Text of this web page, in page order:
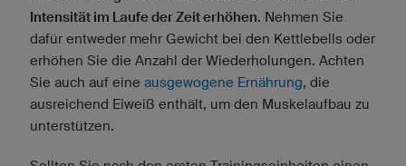
Intensität im Laufe der Zeit erhöhen. Nehmen Sie
dafür entweder mehr Gewicht bei den Kettlebells oder
erhöhen Sie die Anzahl der Wiederholungen. Achten
Sie auch auf eine ausgewogene Ernährung, die
ausreichend Eiweiß enthält, um den Muskelaufbau zu
unterstützen.